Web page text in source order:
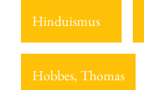
Hinduismus
Hobbes, Thomas